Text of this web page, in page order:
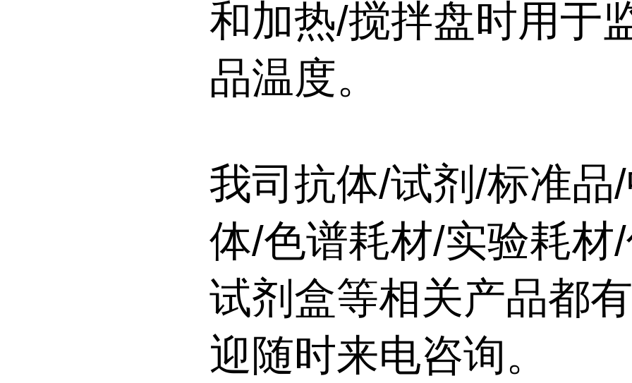
和加热/搅拌盘时用于
品温度。
我司抗体/试剂/标准品
体/色谱耗材/实验耗材
试剂盒等相关产品都
迎随时来电咨询。